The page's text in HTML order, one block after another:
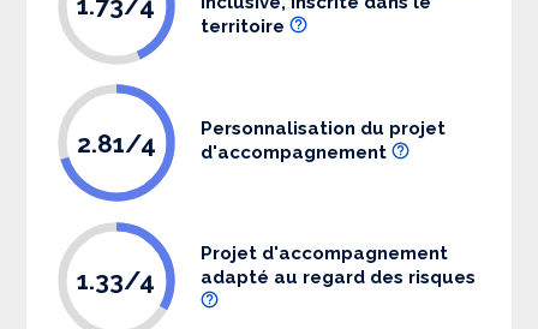
territoire
2.81/4
Personnalisation du projet
d'accompagnement
1.33/4
Projet d'accompagnement
adapté au regard des risques